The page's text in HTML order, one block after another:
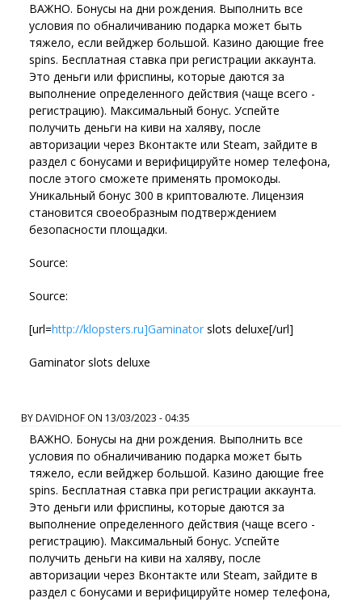
ВАЖНО. Бонусы на дни рождения. Выполнить все
условия по обналичиванию подарка может быть
тяжело, если вейджер большой. Казино дающие free
spins. Бесплатная ставка при регистрации аккаунта.
Это деньги или фриспины, которые даются за
выполнение определенного действия (чаще всего -
регистрацию). Максимальный бонус. Успейте
получить деньги на киви на халяву, после
авторизации через Вконтакте или Steam, зайдите в
раздел с бонусами и верифицируйте номер телефона,
после этого сможете применять промокоды.
Уникальный бонус 300 в криптовалюте. Лицензия
становится своеобразным подтверждением
безопасности площадки.
Source:
Source:
[url=http://klopsters.ru]Gaminator slots deluxe[/url]
Gaminator slots deluxe
BYDAVIDHOF ON 13/03/2023 - 04:35
ВАЖНО. Бонусы на дни рождения. Выполнить все
условия по обналичиванию подарка может быть
тяжело, если вейджер большой. Казино дающие free
spins. Бесплатная ставка при регистрации аккаунта.
Это деньги или фриспины, которые даются за
выполнение определенного действия (чаще всего -
регистрацию). Максимальный бонус. Успейте
получить деньги на киви на халяву, после
авторизации через Вконтакте или Steam, зайдите в
раздел с бонусами и верифицируйте номер телефона,